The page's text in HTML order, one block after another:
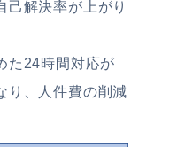
己解決率が上がり
た24時間対応が
り、人件費の削減